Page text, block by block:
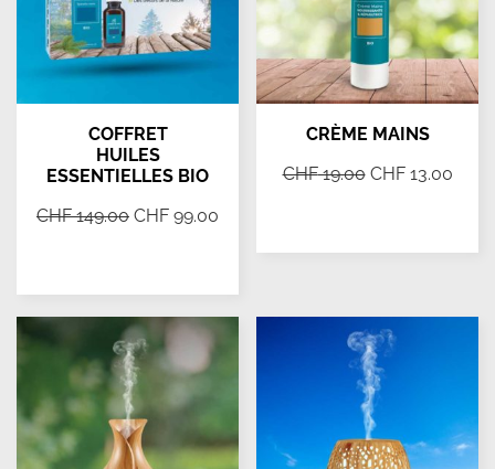
COFFRET
HUILES
ESSENTIELLES BIO
CHF149.00 CHF 99.00
CRÈME MAINS
CHF19.00 CHF13.00